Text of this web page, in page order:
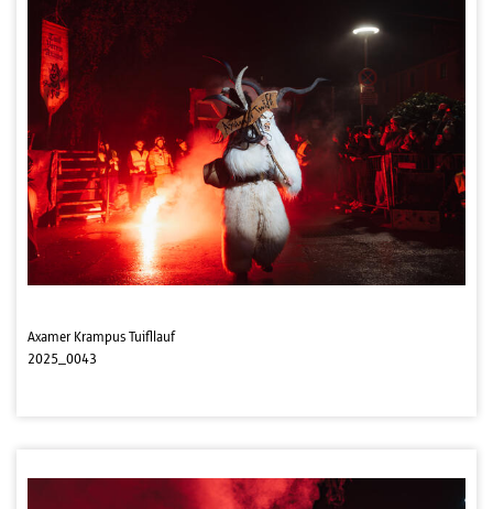
Axamer Krampus Tuifllauf
2025_0043